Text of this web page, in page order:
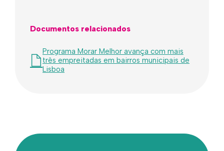
Documentos relacionados
Programa Morar Melhor avança com mais
três empreitadas em bairros municipais de
Lisboa